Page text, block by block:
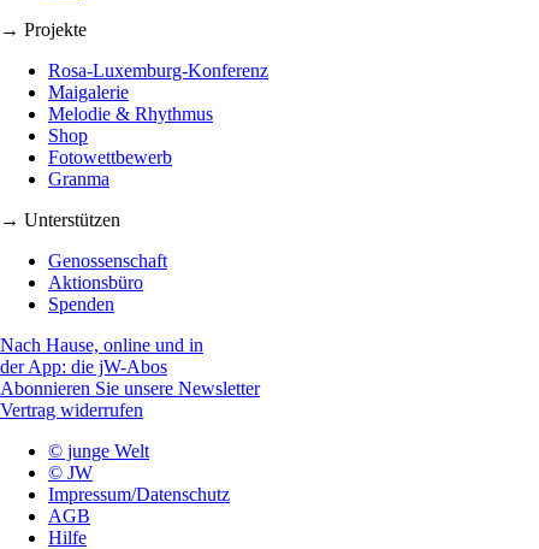
→ Projekte
Rosa-Luxemburg-Konferenz
Maigalerie
Melodie & Rhythmus
Shop
Fotowettbewerb
Granma
→ Unterstützen
Genossenschaft
Aktionsbüro
Spenden
Nach Hause, online und in
der App: die jW-Abos
Abonnieren Sie unsere Newsletter
Vertrag widerrufen
© junge Welt
© JW
Impressum/Datenschutz
AGB
Hilfe